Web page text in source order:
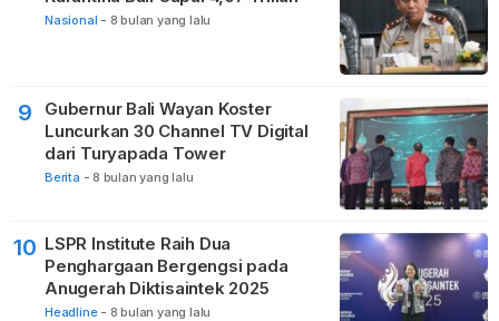
Nasional - 8 bulan yang lalu
9
Gubernur Bali Wayan Koster
Luncurkan 30 Channel TV Digital
dari Turyapada Tower
Berita - 8 bulan yang lalu
10 LSPR Institute Raih Dua
Penghargaan Bergengsi pada
Anugerah Diktisaintek 2025
Headline - 8 bulan yang lalu